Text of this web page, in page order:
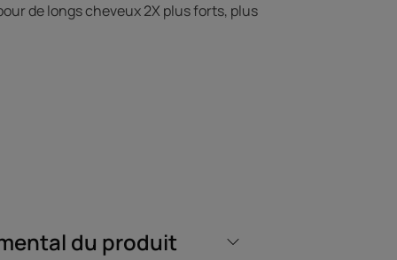
de longs cheveux 2X plus forts, plus
du produit